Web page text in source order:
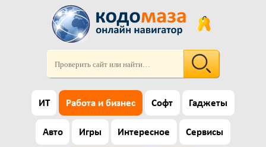
ИТ Работа и бизнес Софт Гаджеты
Авто Игры Интересное Сервисы